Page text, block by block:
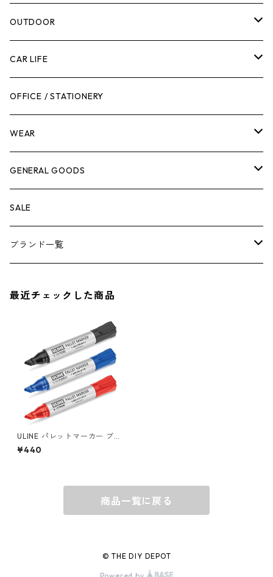
腰袋・ツールホルスター
工具箱
作業台
脚立
ケミカル
その他
キッチン
日用品
ボディケア
剪定ばさみ
ガーデンツール
ガーデンチェア
キャビネット・ツールハンガー
冬季用品
その他
OUTDOOR
スツール
バンジーバンド
ストレージボックス
クーラーボックス
ナイフ
CAR LIFE
メンテナンスグッズ
車内グッズ
車外グッズ
芳香剤
OFFICE / STATIONERY
WEAR
トップス
ボトムス
アンダーウェア
グローブ
グラス
GENERAL GOODS
ウォレット
エアーフレッシュナー
SALE
ブランド一覧
BEHRENS
BELL
最近チェックした商品
ULINE パレットマーカー ブラ
ック/ブルー/レッド UL-1270
0
¥440
商品一覧に戻る
© THE DIY DEPOT